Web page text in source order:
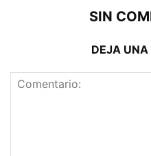
SIN
DEJA UNA